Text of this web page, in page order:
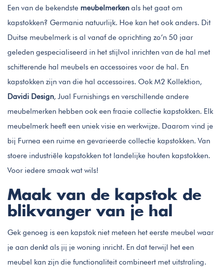
Een van de bekendste meubelmerken als het gaat om
kapstokken? Germania natuurlijk. Hoe kan het ook anders. Dit
Duitse meubelmerk is al vanaf de oprichting zo’n 50 jaar
geleden gespecialiseerd in het stijlvol inrichten van de hal met
schitterende hal meubels en accessoires voor de hal. En
kapstokken zijn van die hal accessoires. Ook M2 Kollektion,
Davidi Design, Jual Furnishings en verschillende andere
meubelmerken hebben ook een fraaie collectie kapstokken. Elk
meubelmerk heeft een uniek visie en werkwijze. Daarom vind je
bij Furnea een ruime en gevarieerde collectie kapstokken. Van
stoere industriële kapstokken tot landelijke houten kapstokken.
Voor iedere smaak wat wils!
Maak van de kapstok de
blikvanger van je hal
Gek genoeg is een kapstok niet meteen het eerste meubel waar
je aan denkt als jij je woning inricht. En dat terwijl het een
meubel kan zijn die functionaliteit combineert met uitstraling.